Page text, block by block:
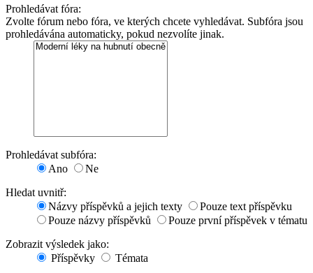
Prohledávat fóra:
Zvolte fórum nebo fóra, ve kterých chcete vyhledávat. Subfóra jsou
prohledávána automaticky, pokud nezvolíte jinak.
Prohledávat subfóra:
Ano
Ne
Hledat uvnitř:
Názvy příspěvků a jejich texty
Pouze text příspěvku
Pouze názvy příspěvků
Pouze první příspěvek v tématu
Zobrazit výsledek jako:
Příspěvky
Témata